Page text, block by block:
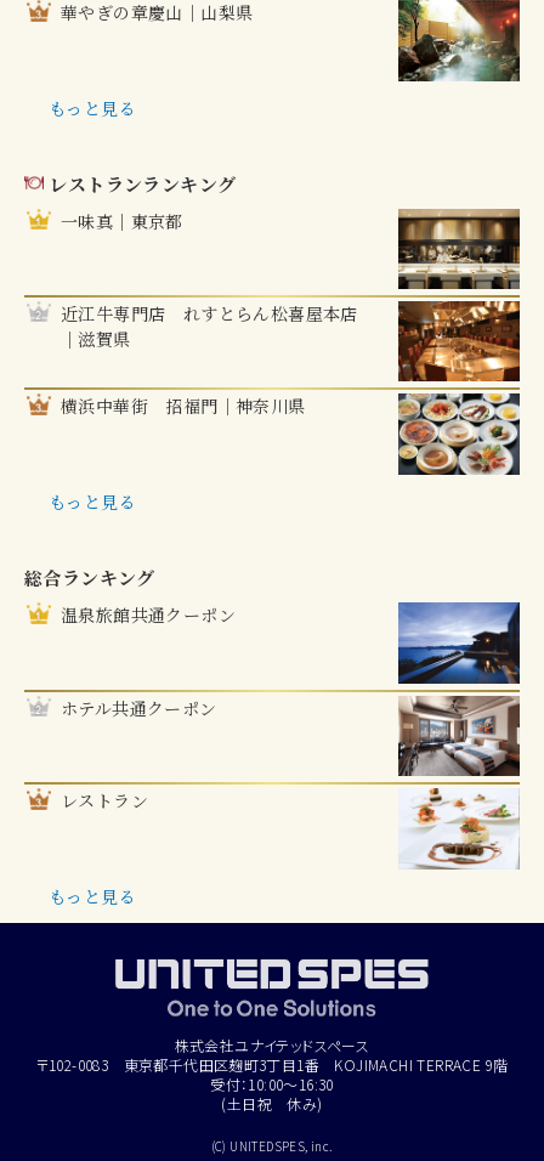
華やぎの章慶山｜山梨県
もっと見る
レストランランキング
一味真｜東京都
近江牛専門店 れすとらん松喜屋本店
｜滋賀県
横浜中華街 招福門｜神奈川県
もっと見る
総合ランキング
温泉旅館共通クーポン
ホテル共通クーポン
レストラン
もっと見る
株式会社ユナイテッドスペース
〒102-0083 東京都千代田区麹町3丁目1番 KOJIMACHI TERRACE 9階
受付：10:00～16:30
(土日祝 休み)
(C) UNITEDSPES, inc.